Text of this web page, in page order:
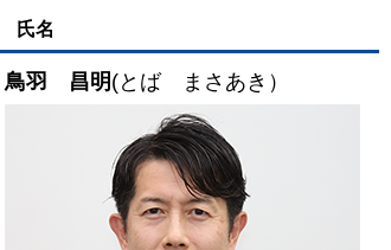
氏名
鳥羽 昌明 (とば まさあき）